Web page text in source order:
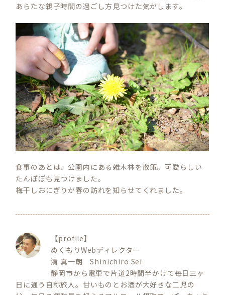
あらたな親子時間の過ごし方見つけた気がします。
食事のあとは、公園内にある雑木林を散策。可愛らしい
たんぽぽも見つけました。
梅干しおにぎりが春の訪れを知らせてくれました。
【profile】
ぬくもりWebディレクター
清 真一朗 Shinichiro Sei
静岡市から電車で片道2時間半かけて毎日三ヶ
日に通う自称旅人。甘いものとお酒が大好きな二児の